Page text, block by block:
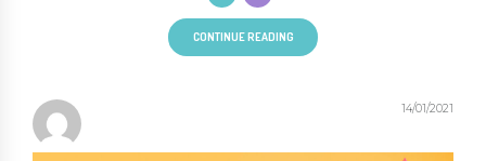
CONTINUE READING
14/01/2021